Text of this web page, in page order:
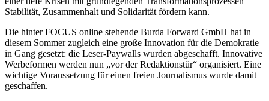
Stabilität, Zusammenhalt und Solidarität fördern kann.
Die hinter FOCUS online stehende Burda Forward GmbH hat in
diesem Sommer zugleich eine große Innovation für die Demokratie
in Gang gesetzt: die Leser-Paywalls wurden abgeschafft. Innovative
Werbeformen werden nun „vor der Redaktionstür“ organisiert. Eine
wichtige Voraussetzung für einen freien Journalismus wurde damit
geschaffen.